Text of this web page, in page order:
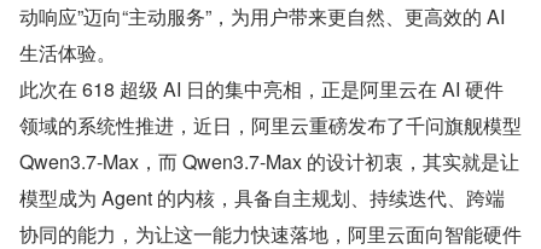
动响应”迈向“主动服务”，为用户带来更自然、更高效的 AI
生活体验。
此次在 618 超级 AI 日的集中亮相，正是阿里云在 AI 硬件
领域的系统性推进，近日，阿里云重磅发布了千问旗舰模型
Qwen3.7-Max，而 Qwen3.7-Max 的设计初衷，其实就是让
模型成为 Agent 的内核，具备自主规划、持续迭代、跨端
协同的能力，为让这一能力快速落地，阿里云面向智能硬件